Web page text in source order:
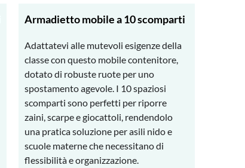
Armadietto mobile a 10 scomparti
Adattatevi alle mutevoli esigenze della
classe con questo mobile contenitore,
dotato di robuste ruote per uno
spostamento agevole. I 10 spaziosi
scomparti sono perfetti per riporre
zaini, scarpe e giocattoli, rendendolo
una pratica soluzione per asili nido e
scuole materne che necessitano di
flessibilità e organizzazione.